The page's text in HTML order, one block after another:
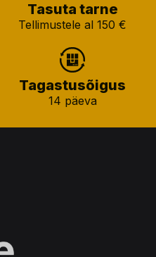
Tasuta tarne
Tellimustele al 150 €
Tagastusõigus
14 päeva